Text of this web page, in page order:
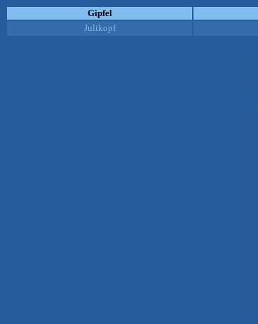
Gipfel
Julikopf